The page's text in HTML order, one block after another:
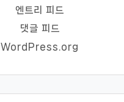
엔트리 피드
댓글 피드
WordPress.org